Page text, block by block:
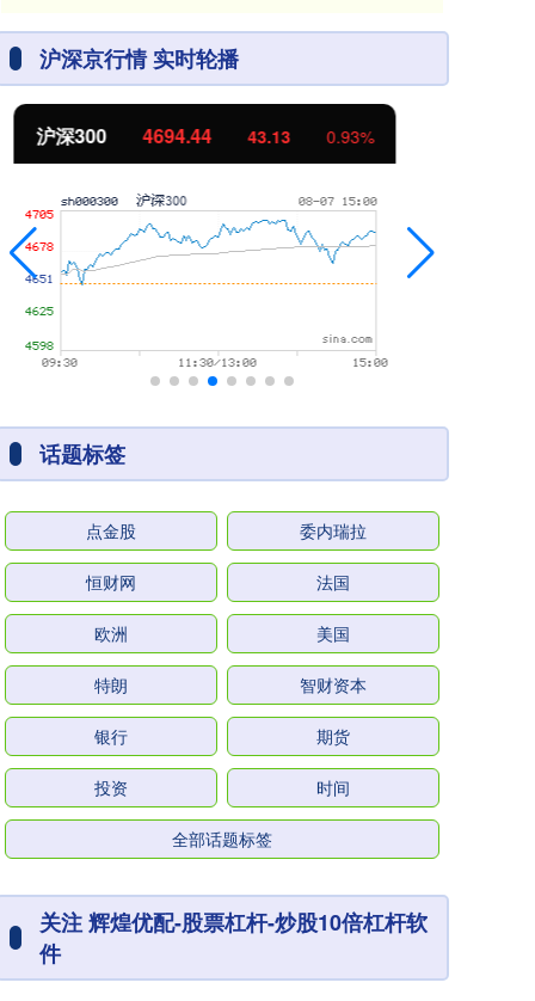
沪深京行情 实时轮播
北证50 1134.24 11.37 1.01%
话题标签
点金股 委内瑞拉
恒财网 法国
欧洲 美国
特朗 智财资本
银行 期货
投资 时间
全部话题标签
关注 辉煌优配-股票杠杆-炒股10倍杠杆软
件